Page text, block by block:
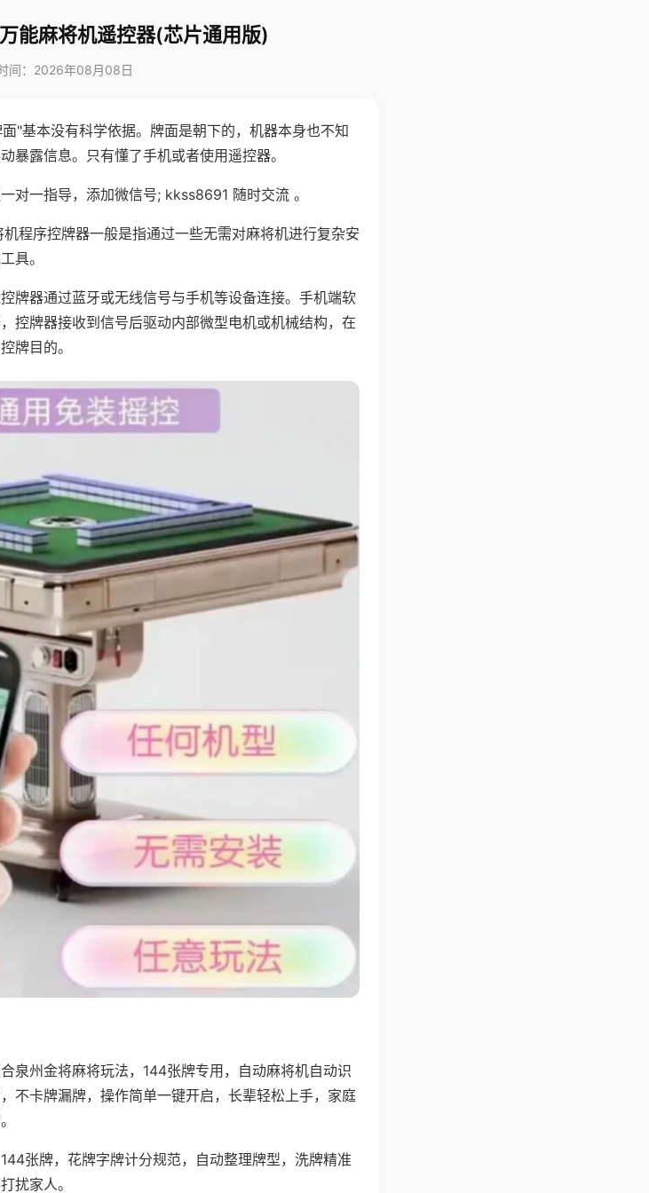
能麻将机遥控器(芯片通用版)
间：2026年08月08日
"基本没有科学依据。牌面是朝下的，机器本身也不知
暴露信息。只有懂了手机或者使用遥控器。
对一指导，添加微信号; kkss8691 随时交流 。
程序控牌器一般是指通过一些无需对麻将机进行复杂安
具。
牌器通过蓝牙或无线信号与手机等设备连接。手机端软
控牌器接收到信号后驱动内部微型电机或机械结构，在
牌目的。
泉州金将麻将玩法，144张牌专用，自动麻将机自动识
不卡牌漏牌，操作简单一键开启，长辈轻松上手，家庭
张牌，花牌字牌计分规范，自动整理牌型，洗牌精准
扰家人。